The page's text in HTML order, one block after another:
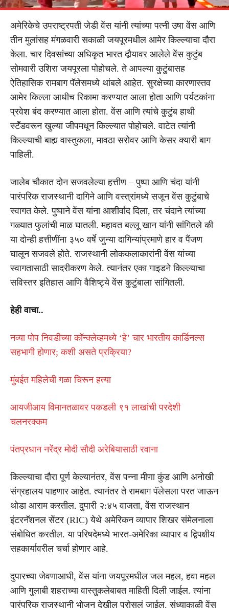
अमेरिकेचे उपराष्ट्रपती जेडी वेंस यांनी त्यांच्या पत्नी उषा वेंस आणि
तीन मुलांसह मंगळवारी सकाळी जयपूरमधील आमेर किल्ल्याचा दौरा
केला. चार दिवसांच्या अधिकृत भारत दौर्‍यावर आलेले वेंस कुटुंब
सोमवारी उशिरा जयपूरला पोहोचले. ते आपल्या कुटुंबासह
ऐतिहासिक रामबाग पॅलेसमध्ये थांबले आहेत. सुरक्षेच्या कारणास्तव
आमेर किल्ला आधीच रिकामा करण्यात आला होता आणि पर्यटकांना
प्रवेश बंद करण्यात आला होता. वेंस आणि त्यांचे कुटुंब हाथी
स्टँडवरून खुल्या जीपमधून किल्ल्यात पोहोचले. वाटेत त्यांनी
किल्ल्याची बाह्य वास्तुकला, मावठा सरोवर आणि केसर क्यारी बाग
पाहिली.
जालेब चौकात दोन सजवलेल्या हत्तीण – पुष्पा आणि चंदा यांनी
पारंपरिक राजस्थानी दागिने आणि वस्त्रांमध्ये सजून वेंस कुटुंबाचे
स्वागत केले. पुष्पाने वेंस यांना आशीर्वाद दिला, तर चंदाने त्यांच्या
गळ्यात फुलांची माळ घातली. महावत बल्लू खान यांनी सांगितले की
या दोन्ही हत्तीणींना ३५० वर्षे जुन्या दागिन्यांप्रमाणे हार व पैंजण
घालून सजवले होते. राजस्थानी लोककलाकारांनी वेंस यांच्या
स्वागतासाठी सादरीकरण केले. त्यानंतर एका गाइडने किल्ल्याचा
सविस्तर इतिहास आणि वैशिष्ट्ये वेंस कुटुंबाला सांगितली.
हेही वाचा..
नव्या पोप निवडीच्या कॉन्क्लेव्हमध्ये ‘हे’ चार भारतीय कार्डिनल्स
सहभागी होणार; कशी असते प्रक्रिया?
मुंबईत महिलेची गळा चिरून हत्या
आयजीआय विमानतळावर पकडली ९१ लाखांची परदेशी
चलनरक्कम
पंतप्रधान नरेंद्र मोदी सौदी अरेबियासाठी रवाना
किल्ल्याचा दौरा पूर्ण केल्यानंतर, वेंस पन्ना मीणा कुंड आणि अनोखी
संग्रहालय पाहणार आहेत. त्यानंतर ते रामबाग पॅलेसला परत जाऊन
थोडा आराम करतील. दुपारी २:४५ वाजता, वेंस राजस्थान
इंटरनॅशनल सेंटर (RIC) येथे अमेरिकन व्यापार शिखर संमेलनाला
संबोधित करतील. या परिषदेमध्ये भारत-अमेरिका व्यापार व द्विपक्षीय
सहकार्यावरील चर्चा होणार आहे.
दुपारच्या जेवणाआधी, वेंस यांना जयपूरमधील जल महल, हवा महल
आणि गुलाबी शहराच्या वास्तुकलेबाबत माहिती दिली जाईल. त्यांना
पारंपरिक राजस्थानी भोजन देखील परोसलं जाईल. संध्याकाळी वेंस